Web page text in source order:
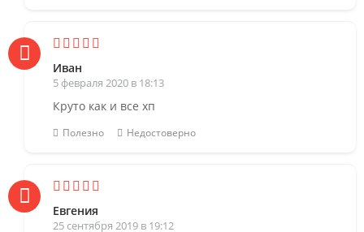
Иван
5 февраля 2020 в 18:13
Круто как и все хп
Полезно Недостоверно
Евгения
25 сентября 2019 в 19:12